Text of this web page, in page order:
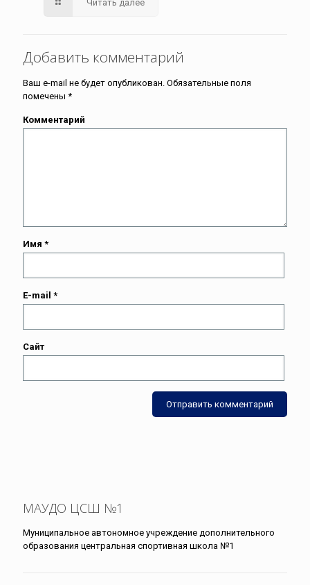
Читать далее
Добавить комментарий
Ваш e-mail не будет опубликован. Обязательные поля
помечены *
Комментарий
Имя *
E-mail *
Сайт
МАУДО ЦСШ №1
Муниципальное автономное учреждение дополнительного
образования центральная спортивная школа №1